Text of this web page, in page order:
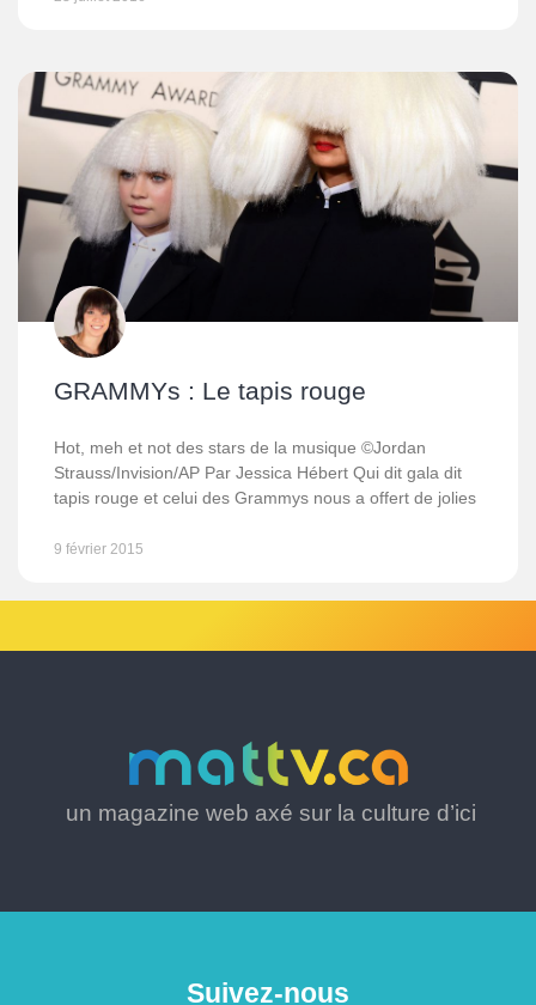
GRAMMYs : Le tapis rouge
Hot, meh et not des stars de la musique ©Jordan
Strauss/Invision/AP Par Jessica Hébert Qui dit gala dit
tapis rouge et celui des Grammys nous a offert de jolies
9 février 2015
un magazine web axé sur la culture d’ici
Suivez-nous